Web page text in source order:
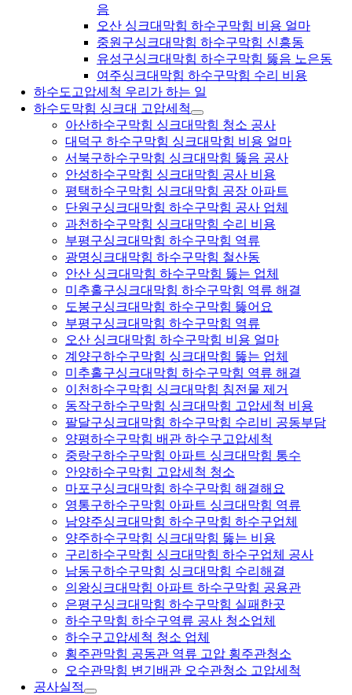
음
오산 싱크대막힘 하수구막힘 비용 얼마
중원구싱크대막힘 하수구막힘 신흥동
유성구싱크대막힘 하수구막힘 뚫음 노은동
여주싱크대막힘 하수구막힘 수리 비용
하수도고압세척 우리가 하는 일
하수도막힘 싱크대 고압세척
아산하수구막힘 싱크대막힘 청소 공사
대덕구 하수구막힘 싱크대막힘 비용 얼마
서북구하수구막힘 싱크대막힘 뚫음 공사
안성하수구막힘 싱크대막힘 공사 비용
평택하수구막힘 싱크대막힘 공장 아파트
단원구싱크대막힘 하수구막힘 공사 업체
과천하수구막힘 싱크대막힘 수리 비용
부평구싱크대막힘 하수구막힘 역류
광명싱크대막힘 하수구막힘 철산동
안산 싱크대막힘 하수구막힘 뚫는 업체
미추홀구싱크대막힘 하수구막힘 역류 해결
도봉구싱크대막힘 하수구막힘 뚫어요
부평구싱크대막힘 하수구막힘 역류
오산 싱크대막힘 하수구막힘 비용 얼마
계양구하수구막힘 싱크대막힘 뚫는 업체
미추홀구싱크대막힘 하수구막힘 역류 해결
이천하수구막힘 싱크대막힘 침전물 제거
동작구하수구막힘 싱크대막힘 고압세척 비용
팔달구싱크대막힘 하수구막힘 수리비 공동부담
양평하수구막힘 배관 하수구고압세척
중랑구하수구막힘 아파트 싱크대막힘 통수
안양하수구막힘 고압세척 청소
마포구싱크대막힘 하수구막힘 해결해요
영통구하수구막힘 아파트 싱크대막힘 역류
남양주싱크대막힘 하수구막힘 하수구업체
양주하수구막힘 싱크대막힘 뚫는 비용
구리하수구막힘 싱크대막힘 하수구업체 공사
남동구하수구막힘 싱크대막힘 수리해결
의왕싱크대막힘 아파트 하수구막힘 공용관
은평구싱크대막힘 하수구막힘 실패한곳
하수구막힘 하수구역류 공사 청소업체
하수구고압세척 청소 업체
횡주관막힘 공동관 역류 고압 횡주관청소
오수관막힘 변기배관 오수관청소 고압세척
공사실적